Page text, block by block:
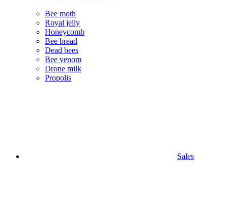
Bee moth
Royal jelly
Honeycomb
Bee bread
Dead bees
Bee venom
Drone milk
Propolis
Sales